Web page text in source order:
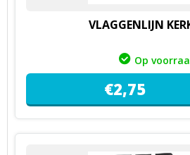
VLAGGENLIJN
Op
€2,75